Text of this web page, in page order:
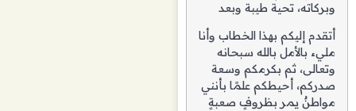
وبركاته، تحية طيبة وبعد
أتقدم إليكم بهذا الخطاب وأنا
مليء بالأمل بالله سبحانه
وتعالى، ثم بكرمكم وسعة
صدركم، أحيطكم علمًا بأنني
مواطنٌ يمر بظروفٍ صعبةٍ